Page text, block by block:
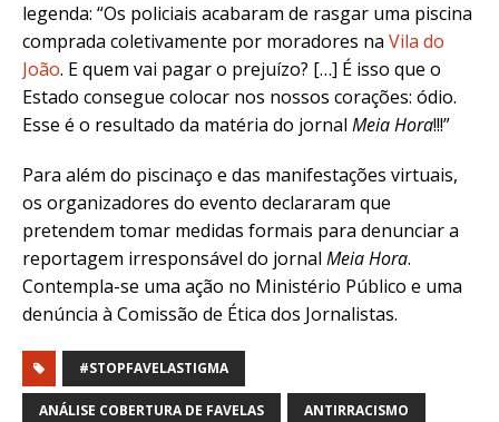
legenda: “Os policiais acabaram de rasgar uma piscina
comprada coletivamente por moradores na Vila do
João. E quem vai pagar o prejuízo? […] É isso que o
Estado consegue colocar nos nossos corações: ódio.
Esse é o resultado da matéria do jornal Meia Hora!!!”
Para além do piscinaço e das manifestações virtuais,
os organizadores do evento declararam que
pretendem tomar medidas formais para denunciar a
reportagem irresponsável do jornal Meia Hora.
Contempla-se uma ação no Ministério Público e uma
denúncia à Comissão de Ética dos Jornalistas.
#STOPFAVELASTIGMA
ANÁLISE COBERTURA DE FAVELAS ANTIRRACISMO